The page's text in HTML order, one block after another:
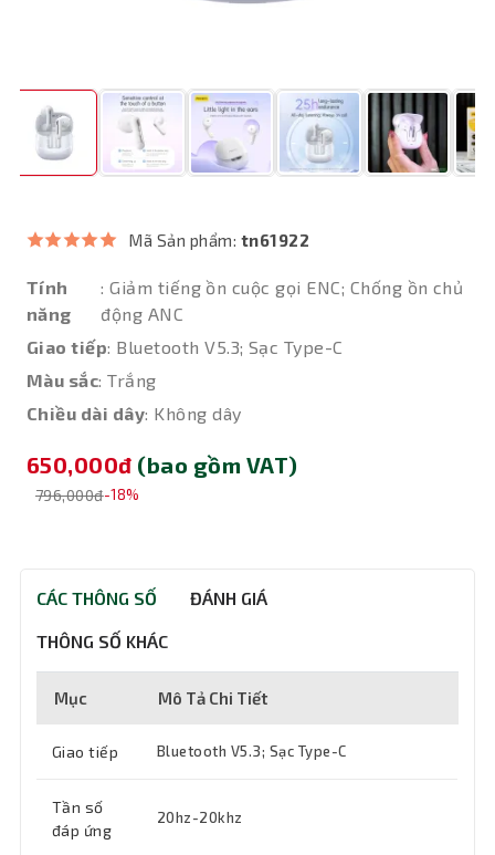
Mã Sản phẩm: tn61922
Tính
năng
: Giảm tiếng ồn cuộc gọi ENC; Chống ồn chủ
động ANC
Giao tiếp: Bluetooth V5.3; Sạc Type-C
Màu sắc: Trắng
Chiều dài dây: Không dây
650,000đ (bao gồm VAT)
796,000đ-18%
CÁC THÔNG SỐ ĐÁNH GIÁ
THÔNG SỐ KHÁC
Mục Mô Tả Chi Tiết
Giao tiếp Bluetooth V5.3; Sạc Type-C
Tần số
đáp ứng
20hz-20khz